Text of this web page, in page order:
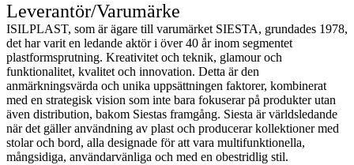
Leverantör/Varumärke
ISILPLAST, som är ägare till varumärket SIESTA, grundades 1978,
det har varit en ledande aktör i över 40 år inom segmentet
plastformsprutning. Kreativitet och teknik, glamour och
funktionalitet, kvalitet och innovation. Detta är den
anmärkningsvärda och unika uppsättningen faktorer, kombinerat
med en strategisk vision som inte bara fokuserar på produkter utan
även distribution, bakom Siestas framgång. Siesta är världsledande
när det gäller användning av plast och producerar kollektioner med
stolar och bord, alla designade för att vara multifunktionella,
mångsidiga, användarvänliga och med en obestridlig stil.